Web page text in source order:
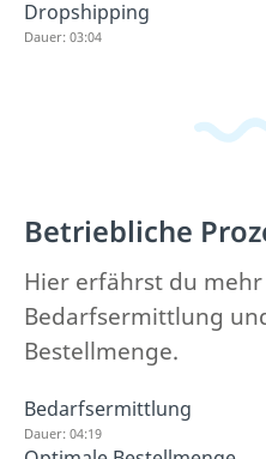
Dropshipping
Dauer: 03:04
Betriebliche
Hier erfährst du
Bedarfsermittlung
Bestellmenge.
Bedarfsermittlung
Dauer: 04:19